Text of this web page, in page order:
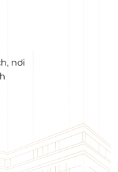
nơi